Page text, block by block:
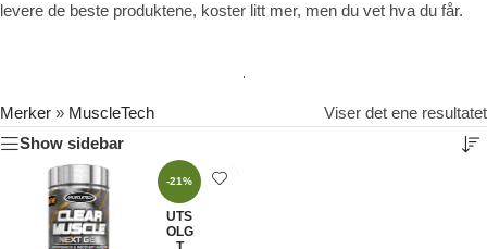
levere de beste produktene, koster litt mer, men du vet hva du får.
Merker » MuscleTech
Viser det ene resultatet
Show sidebar
-21%
UTS
OLG